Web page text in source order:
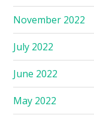
November 2022
July 2022
June 2022
May 2022